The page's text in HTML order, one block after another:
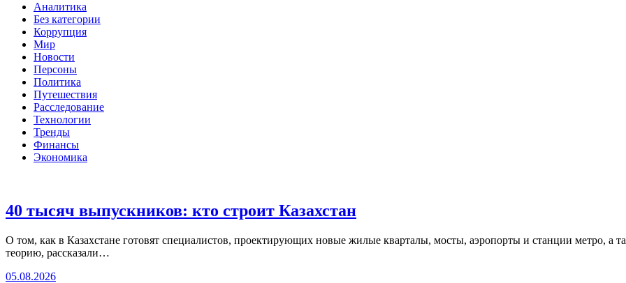
Аналитика
Без категории
Коррупция
Мир
Новости
Персоны
Политика
Путешествия
Расследование
Технологии
Тренды
Финансы
Экономика
40 тысяч выпускников: кто строит Казахстан
О том, как в Казахстане готовят специалистов, проектирующих новые жилые кварталы, мосты, аэропорты и станции метро, а
теорию, рассказали…
05.08.2026